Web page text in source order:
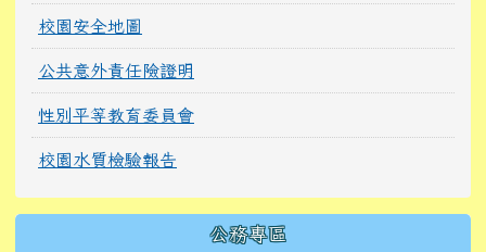
校園安全地圖
公共意外責任險證明
性別平等教育委員會
校園水質檢驗報告
公務專區